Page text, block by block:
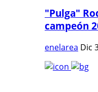
"Pulga"
campeón
enelarea Dic